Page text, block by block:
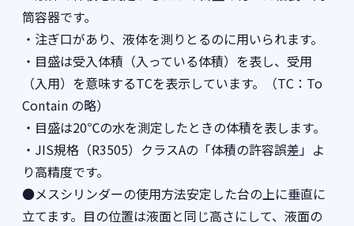
筒容器です。
・注ぎ口があり、液体を測りとるのに用いられます。
・目盛は受入体積（入っている体積）を表し、受用
（入用）を意味するTCを表示しています。（TC：To
Contain の略）
・目盛は20℃の水を測定したときの体積を表します。
・JIS規格（R3505）クラスAの「体積の許容誤差」よ
り高精度です。
●メスシリンダーの使用方法安定した台の上に垂直に
立てます。目の位置は液面と同じ高さにして、液面の